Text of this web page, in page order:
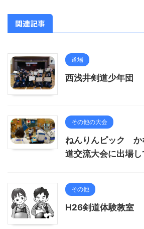
関連記事
道場
西浅井剣道少年団
その他の大会
ねんりんピック
道交流大会に出場し
その他
H26剣道体験教室